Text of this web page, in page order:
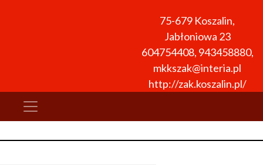
75-679 Koszalin,
Jabłoniowa 23
604754408, 943458880,
mkkszak@interia.pl
http://zak.koszalin.pl/